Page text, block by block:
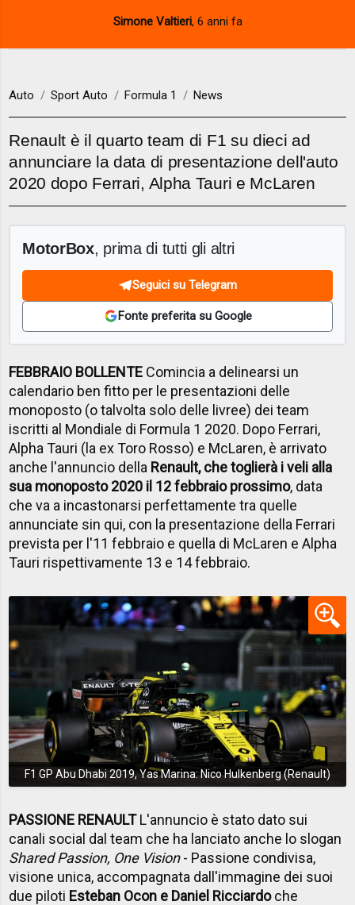
Simone Valtieri, 6 anni fa
Auto Sport Auto Formula 1 News
Renault è il quarto team di F1 su dieci ad
annunciare la data di presentazione dell'auto
2020 dopo Ferrari, Alpha Tauri e McLaren
MotorBox, prima di tutti gli altri
Seguici su Telegram
Fonte preferita su Google
FEBBRAIO BOLLENTE Comincia a delinearsi un
calendario ben fitto per le presentazioni delle
monoposto (o talvolta solo delle livree) dei team
iscritti al Mondiale di Formula 1 2020. Dopo Ferrari,
Alpha Tauri (la ex Toro Rosso) e McLaren, è arrivato
anche l'annuncio della Renault, che toglierà i veli alla
sua monoposto 2020 il 12 febbraio prossimo, data
che va a incastonarsi perfettamente tra quelle
annunciate sin qui, con la presentazione della Ferrari
prevista per l'11 febbraio e quella di McLaren e Alpha
Tauri rispettivamente 13 e 14 febbraio.
F1 GP Abu Dhabi 2019, Yas Marina: Nico Hulkenberg (Renault)
PASSIONE RENAULTL'annuncio è stato dato sui
canali social dal team che ha lanciato anche lo slogan
Shared Passion, One Vision- Passione condivisa,
visione unica, accompagnata dall'immagine dei suoi
due piloti Esteban Ocon e Daniel Ricciardoche